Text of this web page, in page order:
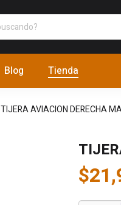
Blog Tienda
TIJERA AVIACION DERECHA
$